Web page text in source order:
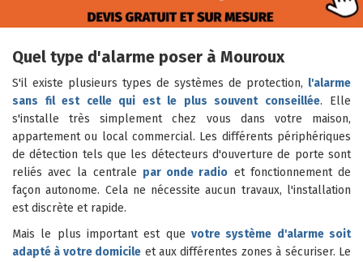
Quel type d'alarme poser à Mouroux
S'il existe plusieurs types de systèmes de protection, l'alarme
sans fil est celle qui est le plus souvent conseillée. Elle
s'installe très simplement chez vous dans votre maison,
appartement ou local commercial. Les différents périphériques
de détection tels que les détecteurs d'ouverture de porte sont
reliés avec la centrale par onde radio et fonctionnement de
façon autonome. Cela ne nécessite aucun travaux, l'installation
est discrète et rapide.
Mais le plus important est que votre système d'alarme soit
adapté à votre domicile et aux différentes zones à sécuriser. Le